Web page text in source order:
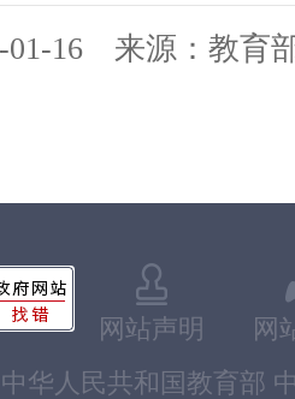
01-16 来源：教
网站声明
网
华人民共和国教育部